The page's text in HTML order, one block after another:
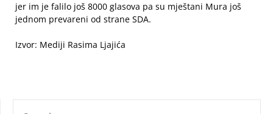
jer im je falilo još 8000 glasova pa su mještani Mura još
jednom prevareni od strane SDA.
Izvor: Mediji Rasima Ljajića